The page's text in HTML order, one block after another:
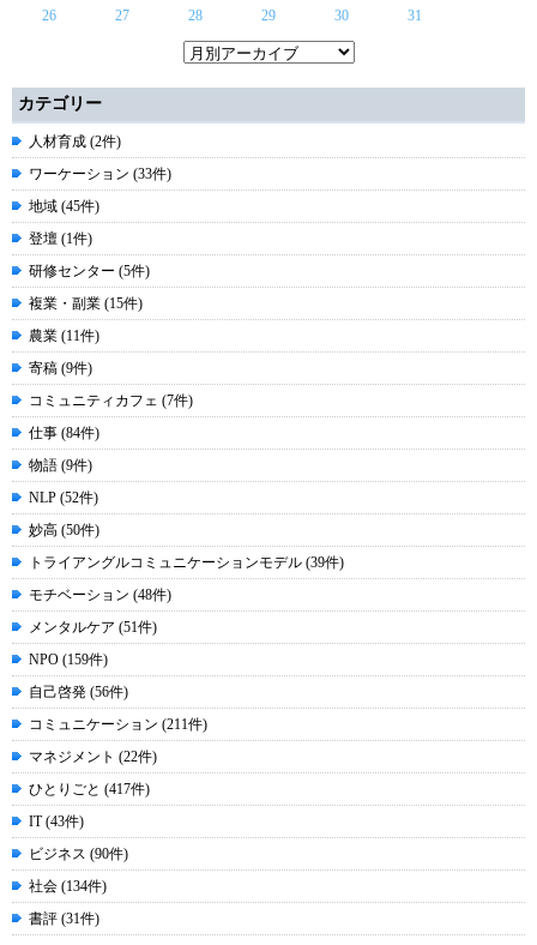
26
27 28 29 30 31
カテゴリー
人材育成 (2件)
ワーケーション (33件)
地域 (45件)
登壇 (1件)
研修センター (5件)
複業・副業 (15件)
農業 (11件)
寄稿 (9件)
コミュニティカフェ (7件)
仕事 (84件)
物語 (9件)
NLP (52件)
妙高 (50件)
トライアングルコミュニケーションモデル (39件)
モチベーション (48件)
メンタルケア (51件)
NPO (159件)
自己啓発 (56件)
コミュニケーション (211件)
マネジメント (22件)
ひとりごと (417件)
IT (43件)
ビジネス (90件)
社会 (134件)
書評 (31件)